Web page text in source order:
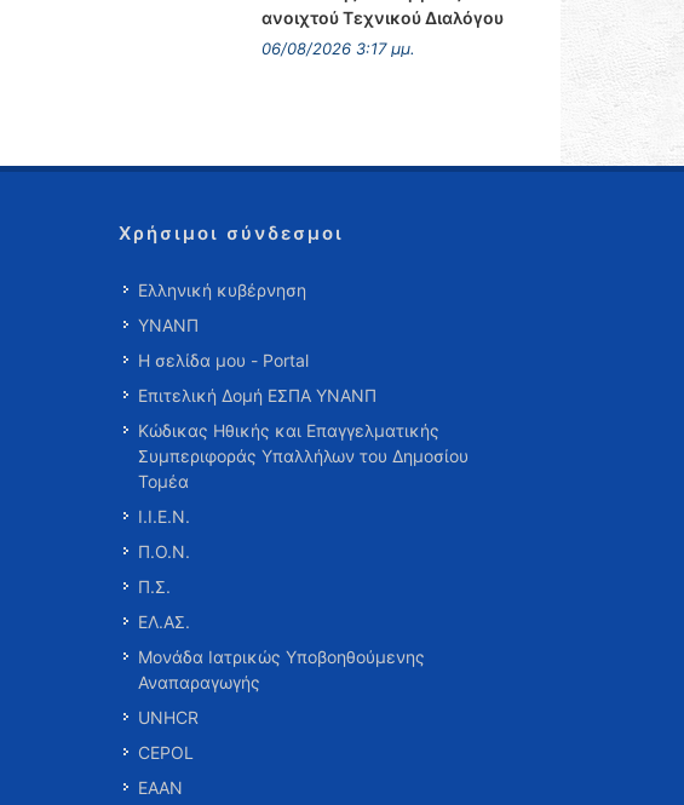
ανοιχτού Τεχνικού Διαλόγου
06/08/2026 3:17 μμ.
Χρήσιμοι σύνδεσμοι
Ελληνική κυβέρνηση
ΥΝΑΝΠ
Η σελίδα μου - Portal
Επιτελική Δομή ΕΣΠΑ ΥΝΑΝΠ
Κώδικας Ηθικής και Επαγγελματικής
Συμπεριφοράς Υπαλλήλων του Δημοσίου
Τομέα
Ι.Ι.Ε.Ν.
Π.Ο.Ν.
Π.Σ.
ΕΛ.ΑΣ.
Μονάδα Ιατρικώς Υποβοηθούμενης
Αναπαραγωγής
UNHCR
CEPOL
ΕΑΑΝ